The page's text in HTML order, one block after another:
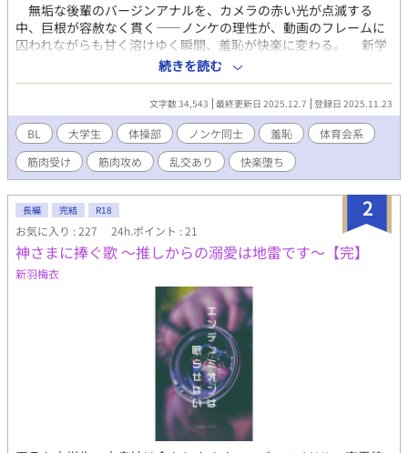
無垢な後輩のバージンアナルを、カメラの赤い光が点滅する
中、巨根が容赦なく貫く――ノンケの理性が、動画のフレームに
囚われながらも甘く溶けゆく瞬間、羞恥が快楽に変わる。 新学
期の器械体操部ロッカールーム。汗と金属の匂いが染みつく空間
で、長身の片岡浩平が、過激なエロ下着の撮影バイトの成果を無
邪気に晒す。シースルー布地越しに露茎の輪郭が浮かぶ股間、モ
ザイクすら惜しまぬ大胆なポーズに、後輩たちの視線が熱く絡
む。だが、それは序曲に過ぎない。大学院進学資金の獲得を狙う
片岡に、アダルト動画のオファーが舞い込む。ノンケ同士のガチ
絡み、タチ役の先輩が未経験の後輩を開発するシナリオ――金欠
の恥ずかしがり屋、藤政竣也を誘うと、部内の空気が一気に妖し
く変わる。「男相手じゃ勃たない…」と抵抗する藤政の短パン股
間が、しかし好奇心の疼きにわずかに膨らむ。高瀬恒征の企み
で、真邊佑司と坂口太河が即席のデモンストレーションを強いら
れる。日焼けした坂口の尻肉を割り開き、佑司の仮性包茎がぬめ
りを塗り広げて沈む感触――坂口の甘い喘ぎが部屋に響き、藤政
の理性が揺らぐ。高瀬の指が布地越しに触れ、膨らみを優しく揉
みしだく。部内の体育会系ノリが、背徳の熱気を加速させる。こ
のデモが、藤政の心に渇望の種を植え付ける。 数日後、雑居ビ
ル内の撮影スタジオ。照明の白熱が肌を焦がす中、レスリング部
員との設定で撮影が始まる。インタビューでぎこちなく笑う二
人、キスで舌が絡みつくぬめり、乳首を甘噛みするざらつき――
前戯の波が藤政の抵抗を少しずつ溶かす。片岡の18cm巨根が、バ
ージンアナルの入口をゆっくり押し広げていく。正常位で前立腺
を抉る感触が痛みを快楽に変える瞬間を、カメラがクローズアッ
プで捉える。バックで尻肉を波打たせ、騎乗位で自ら腰を沈める
続きを読む
文字数 34,543 最終更新日 2025.12.7 登録日 2025.11.23
BL 大学生 体操部 ノンケ同士 羞恥
体育会系
筋肉受け
筋肉攻め 乱交あり 快楽堕ち
2
長編 完結 R18
お気に入り : 227 24h.ポイント : 21
神さまに捧ぐ歌 〜推しからの溺愛は地雷です〜【完】
新羽梅衣